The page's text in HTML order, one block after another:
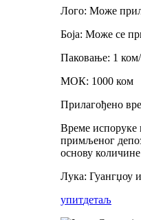
Лого: Може
Боја: Може се
Паковање: 1
МОК: 1000 ком
Прилагођено
Време испоруке
примљеног
основу
Лука: Гуангџоу
упитдетаљ